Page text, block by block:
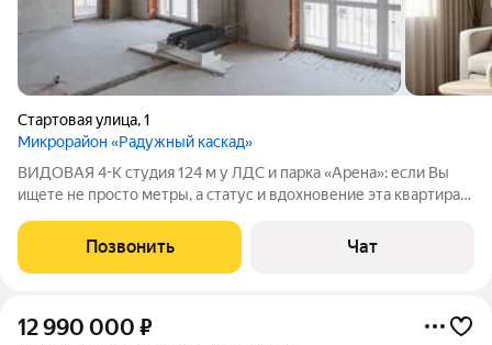
Стартовая улица,1
Микрорайон «Радужный каскад»
ВИДОВАЯ 4-К студия 124 м у ЛДС и парка «Арена»: если Вы
ищете не просто метры, а статус и вдохновение эта квартира
захватывающую панораму на водную гладь и огни центра
Новосибирска. ПРЕИМУЩЕСТВА:
Позвонить Чат
12 990 000 ₽